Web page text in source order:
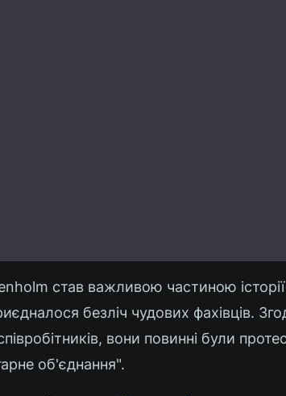
став важливою частиною
безліч чудових фахівців.
вони повинні були
об'єднання".